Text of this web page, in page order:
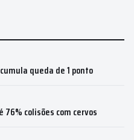
queda de 1 ponto
colisões com cervos